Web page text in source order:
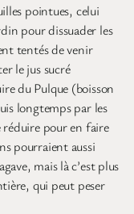
pointues, celui
pour dissuader les
tentés de venir
le jus sucré
du Pulque (boisson
longtemps par les
réduire pour en faire
pourraient aussi
mais là c’est plus
qui peut peser